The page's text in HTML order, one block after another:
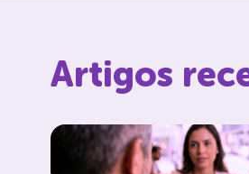
Artigos